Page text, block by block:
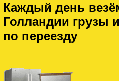
Каждый день
Голландии грузы
по переезду